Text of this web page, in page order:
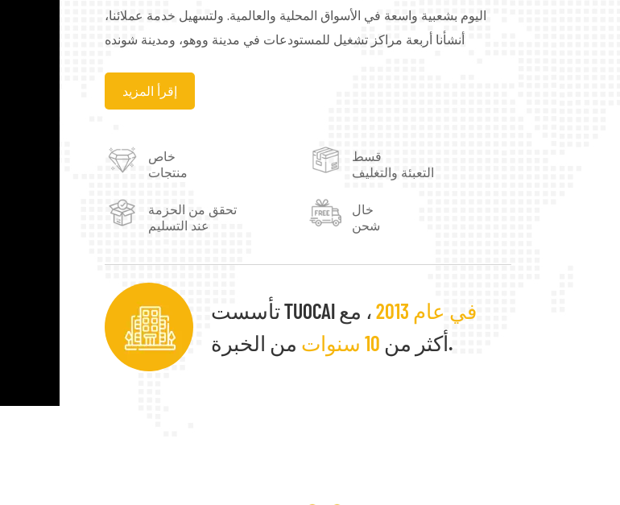
اليوم بشعبية واسعة في الأسواق المحلية والعالمية. ولتسهيل خدمة عملائنا،
أنشأنا أربعة مراكز تشغيل للمستودعات في مدينة ووهو، ومدينة شونده
تُستخدم منتجاتنا من أصباغ الألومنيوم على نطاق واسع في مجالات الطلاء،
والأحبار، والبلاستيك، والمطاط، وطلاء الأقمشة، والجلود، ومستحضرات
الاحتياجات والمتطلبات الخاصة. رضاكم هو هدفنا الأسمى، ونسعى دائماً إلى
إقرأ المزيد
خاص
منتجات
قسط
التعبئة والتغليف
تحقق من الحزمة
عند التسليم
خال
شحن
تأسست TUOCAI في عام 2013
، مع
أكثر من 10 سنوات من الخبرة.